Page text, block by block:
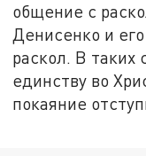
общение с
Денисенко и
раскол. В таких
единству во
покаяние